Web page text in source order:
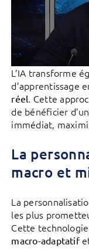
L’IA transforme
d’apprentissage
réel. Cette
de bénéficier
immédiat,
La
macro et
La
les plus
Cette
macro-adaptatif